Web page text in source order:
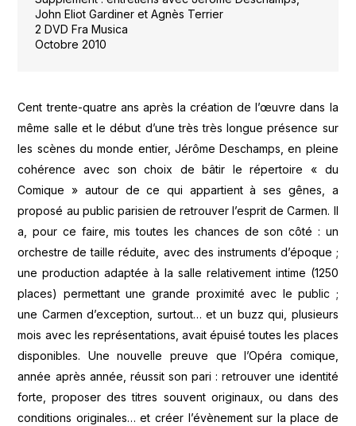
John Eliot Gardiner et Agnès Terrier
2 DVD Fra Musica
Octobre 2010
Cent trente-quatre ans après la création de l’œuvre dans la
même salle et le début d’une très très longue présence sur
les scènes du monde entier, Jérôme Deschamps, en pleine
cohérence avec son choix de bâtir le répertoire « du
Comique » autour de ce qui appartient à ses gênes, a
proposé au public parisien de retrouver l’esprit de Carmen. Il
a, pour ce faire, mis toutes les chances de son côté : un
orchestre de taille réduite, avec des instruments d’époque ;
une production adaptée à la salle relativement intime (1250
places) permettant une grande proximité avec le public ;
une Carmen d’exception, surtout… et un buzz qui, plusieurs
mois avec les représentations, avait épuisé toutes les places
disponibles. Une nouvelle preuve que l’Opéra comique,
année après année, réussit son pari : retrouver une identité
forte, proposer des titres souvent originaux, ou dans des
conditions originales… et créer l’évènement sur la place de